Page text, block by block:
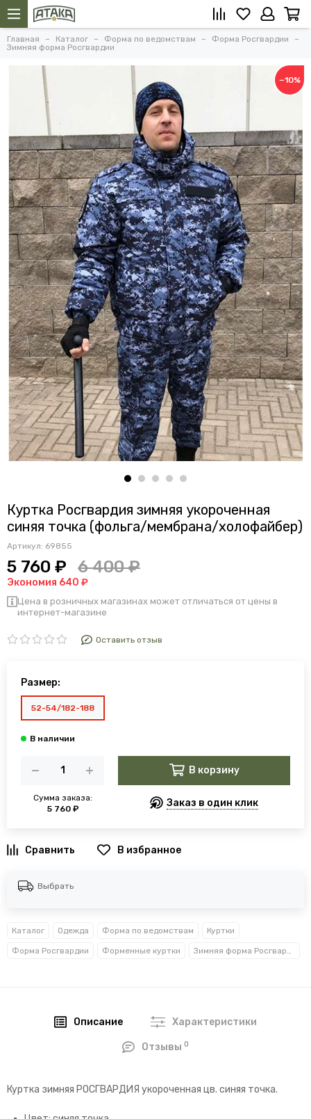
Главная Каталог Форма по ведомствам
Форма Росгвардии
Зимняя форма Росгвардии
−10%
Куртка Росгвардия зимняя укороченная
синяя точка (фольга/мембрана/холофайбер)
Артикул: 69855
5 760 ₽ 6 400 ₽
Экономия 640 ₽
Цена в розничных магазинах может отличаться от цены в
интернет-магазине
Оставить отзыв
Размер:
52-54/182-188
Сумма заказа:
5 760 ₽
В корзину
Заказ в один клик
В избранное
Выбрать
Каталог Одежда Форма по ведомствам Куртки
Форма Росгвардии Форменные куртки Зимняя форма Росгвардии
Описание Характеристики
Отзывы0
Куртка зимняя РОСГВАРДИЯ укороченная цв. синяя точка.